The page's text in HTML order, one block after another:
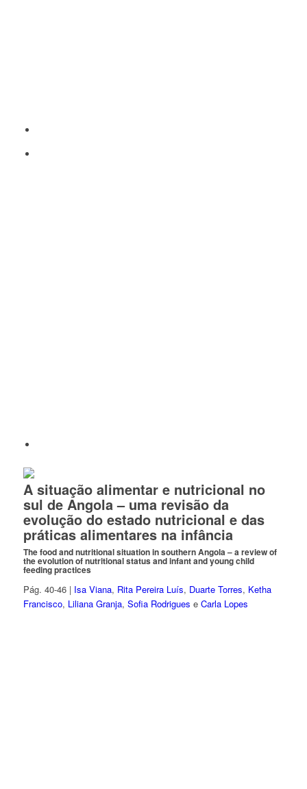
A situação alimentar e nutricional no
sul de Angola – uma revisão da
evolução do estado nutricional e das
práticas alimentares na infância
The food and nutritional situation in southern Angola – a review of
the evolution of nutritional status and infant and young child
feeding practices
Pág. 40-46 | Isa Viana, Rita Pereira Luís, Duarte Torres, Ketha
Francisco, Liliana Granja, Sofia Rodrigues e Carla Lopes